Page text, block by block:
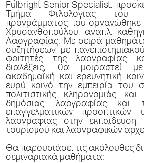
Fulbright Senior Specialist,
Τμήμα Φιλολογίας του
προγράμματος που οργανώθηκε
Χρυσανθοπούλου, αναπλ.
Λαογραφίας. Με σειρά
συζητήσεων με
φοιτητές της λαογραφίας
διαλέξεις, θα μοιραστεί
ακαδημαϊκή και ερευνητική
ευρύ κοινό την εμπειρία του
πολιτιστικής κληρονομιάς και
δημόσιας λαογραφίας και
επαγγελματικών προοπτικών
λαογραφίας στην
τουρισμού και λαογραφικών
Θα παρουσιάσει τις ακόλουθες
σεμιναριακά μαθήματα: